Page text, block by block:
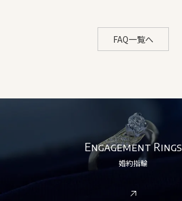
FAQ一覧へ
Engagement Rings
婚約指輪